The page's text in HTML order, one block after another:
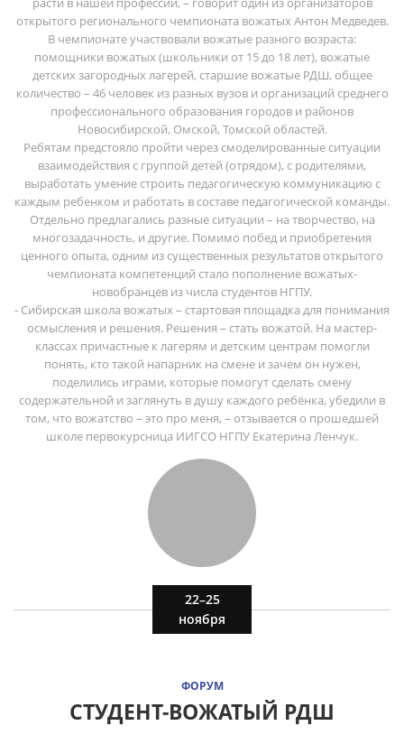
22–25
ноября
открытого регионального чемпионата вожатых Антон Медведев.
В чемпионате участвовали вожатые разного возраста:
помощники вожатых (школьники от 15 до 18 лет), вожатые
детских загородных лагерей, старшие вожатые РДШ, общее
количество – 46 человек из разных вузов и организаций среднего
профессионального образования городов и районов
Новосибирской, Омской, Томской областей.
Ребятам предстояло пройти через смоделированные ситуации
взаимодействия с группой детей (отрядом), с родителями,
выработать умение строить педагогическую коммуникацию с
каждым ребенком и работать в составе педагогической команды.
Отдельно предлагались разные ситуации – на творчество, на
многозадачность, и другие. Помимо побед и приобретения
ценного опыта, одним из существенных результатов открытого
чемпионата компетенций стало пополнение вожатых-
новобранцев из числа студентов НГПУ.
- Сибирская школа вожатых – стартовая площадка для понимания
осмысления и решения. Решения – стать вожатой. На мастер-
классах причастные к лагерям и детским центрам помогли
понять, кто такой напарник на смене и зачем он нужен,
поделились играми, которые помогут сделать смену
содержательной и заглянуть в душу каждого ребёнка, убедили в
том, что вожатство – это про меня, – отзывается о прошедшей
школе первокурсница ИИГСО НГПУ Екатерина Ленчук.
ФОРУМ
СТУДЕНТ-ВОЖАТЫЙ РДШ